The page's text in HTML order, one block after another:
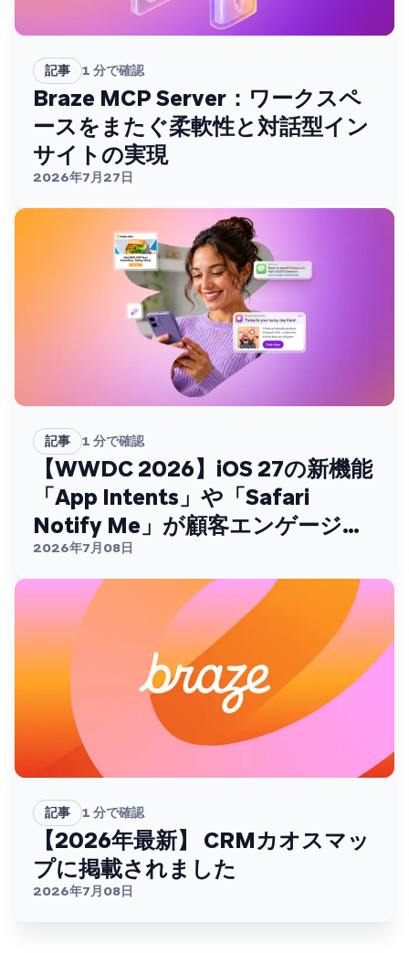
記事 1 分で確認
Braze MCP Server：ワークスペ
ースをまたぐ柔軟性と対話型イン
サイトの実現
2026年7月27日
記事 1 分で確認
【WWDC 2026】iOS 27の新機能
「App Intents」や「Safari
Notify Me」が顧客エンゲージメ
ントを変える
2026年7月08日
記事 1 分で確認
【2026年最新】 CRMカオスマッ
プに掲載されました
2026年7月08日